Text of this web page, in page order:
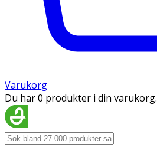
Varukorg
Du har 0 produkter i din varukorg.